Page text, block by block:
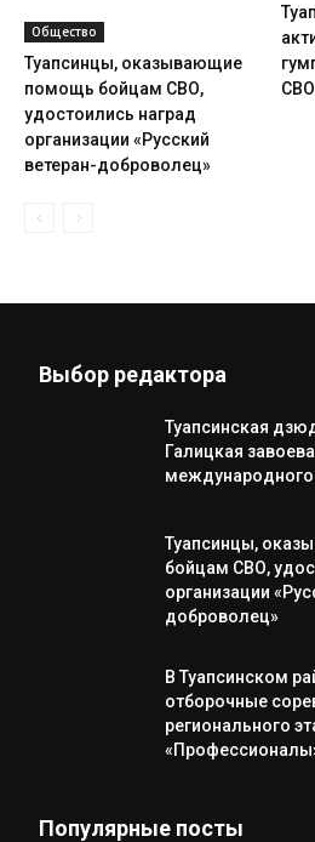
Общество
Туапсинцы, оказывающие
помощь бойцам СВО,
удостоились наград
организации «Русский
ветеран-доброволец»
СВО
Выбор редактора
Туапсинская
Галицкая
международного
Туапсинцы,
бойцам СВО,
организации
доброволец»
В Туапсинском
отборочные
регионального
Популярные посты